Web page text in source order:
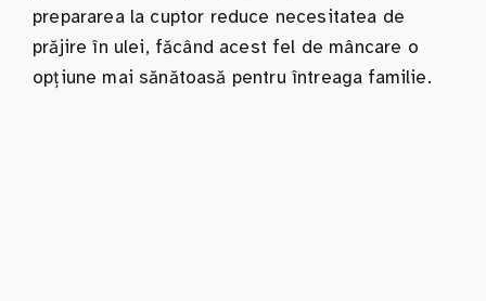
prepararea la cuptor reduce necesitatea de
prăjire în ulei, făcând acest fel de mâncare o
opțiune mai sănătoasă pentru întreaga familie.